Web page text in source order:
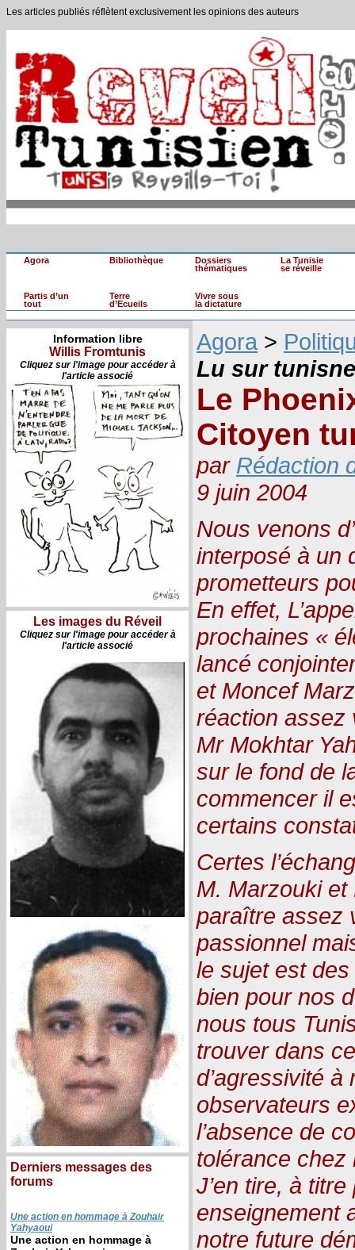
Les articles publiés réflètent exclusivement les opinions des auteurs
Agora Bibliothèque
Dossiers
thématiques
La Tunisie
se réveille
Partis d’un
tout
Terre
d’Ecueils
Vivre sous
la dictature
Information libre
Willis Fromtunis
Cliquez sur l'image pour accéder à
l'article associé
Les images du Réveil
Cliquez sur l'image pour accéder à
l'article associé
Derniers messages des
forums
Une action en hommage à Zouhair
Yahyaoui
Une action en hommage à
Agora >
Lu sur
Le
Citoyen
par Rédaction
9 juin 2004
Nous venons
interposé à un
prometteurs
En effet,
prochaines «
lancé
et Moncef
réaction assez
Mr Mokhtar
sur le fond de
commencer il
certains
Certes
M. Marzouki et
paraître assez
passionnel
le sujet est
bien pour nos
nous tous
trouver dans
d’agressivité
observateurs
l’absence de
tolérance chez
J’en tire, à
enseignement
notre future